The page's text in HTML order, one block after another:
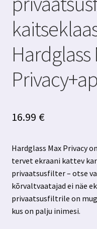
Hardglass
16.99 €
Hardglass Max Privacy
tervet ekraani kattev
privaatsusfilter – otse
kõrvaltvaatajad ei näe
privaatsusfiltrile on
kus on palju inimesi.